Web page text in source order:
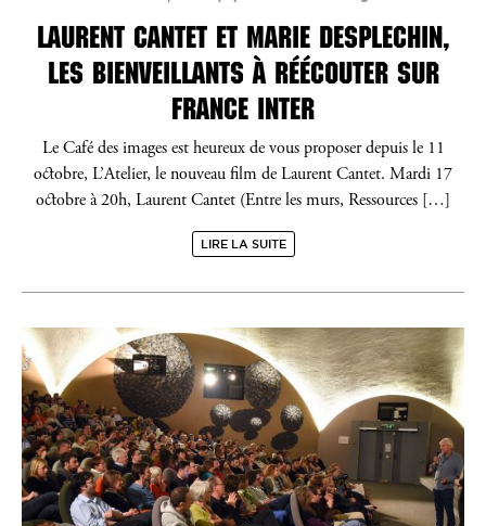
LAURENT CANTET ET MARIE DESPLECHIN,
LES BIENVEILLANTS À RÉÉCOUTER SUR
FRANCE INTER
Le Café des images est heureux de vous proposer depuis le 11
octobre, L’Atelier, le nouveau film de Laurent Cantet. Mardi 17
octobre à 20h, Laurent Cantet (Entre les murs, Ressources […]
LIRE LA SUITE